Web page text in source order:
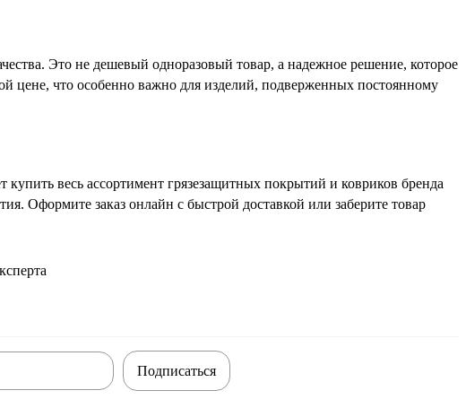
Это не дешевый одноразовый товар, а надежное решение, которое
цене, что особенно важно для изделий, подверженных постоянному
весь ассортимент грязезащитных покрытий и ковриков бренда
Оформите заказ онлайн с быстрой доставкой или заберите товар
Подписаться